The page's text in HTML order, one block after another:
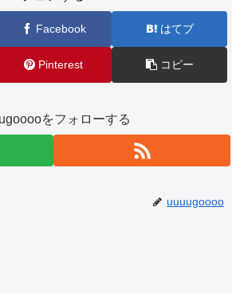
Facebook はてブ
Pinterest コピー
をフォローする
uuuugoooo